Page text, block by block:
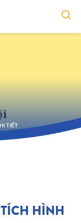
TIẾT
HÌNH